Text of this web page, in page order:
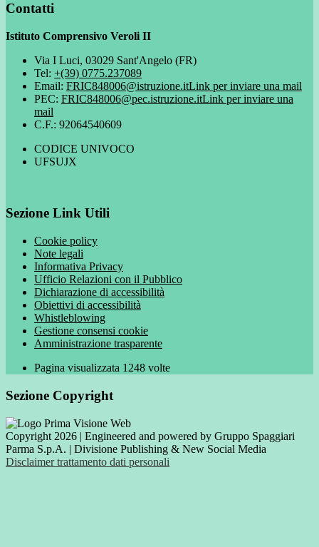
Contatti
Istituto Comprensivo Veroli II
Via I Luci, 03029 Sant'Angelo (FR)
Tel: +(39) 0775.237089
Email: FRIC848006@istruzione.itLink per inviare una mail
PEC: FRIC848006@pec.istruzione.itLink per inviare una
mail
C.F.: 92064540609
CODICE UNIVOCO
UFSUJX
Sezione Link Utili
Cookie policy
Note legali
Informativa Privacy
Ufficio Relazioni con il Pubblico
Dichiarazione di accessibilità
Obiettivi di accessibilità
Whistleblowing
Gestione consensi cookie
Amministrazione trasparente
Pagina visualizzata 1248 volte
Sezione Copyright
Copyright 2026 | Engineered and powered by Gruppo Spaggiari
Parma S.p.A. | Divisione Publishing & New Social Media
Disclaimer trattamento dati personali